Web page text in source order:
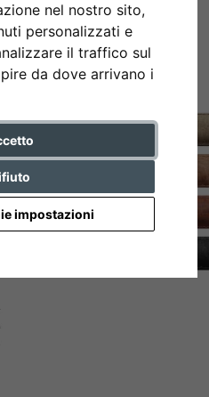
nel nostro sito,
personalizzati e
il traffico sul
da dove arrivano i
impostazioni